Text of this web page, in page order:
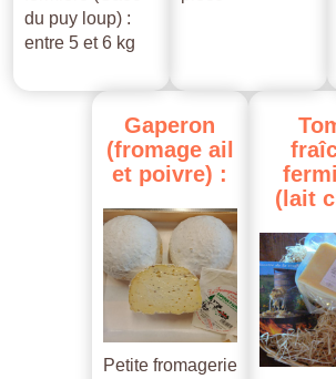
du puy loup) :
entre 5 et 6 kg
Gaperon
(fromage ail
et poivre) :
Petite fromagerie
(lait